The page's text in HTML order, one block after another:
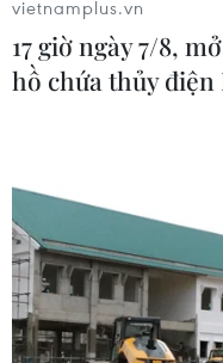
Chính phủ Mỹ lùi
hạn chế nhập
ngày đối với công
dân là người Hồi giáo.
vietnamplus.vn
17 giờ ngày 7/8,
hồ chứa thủy điện